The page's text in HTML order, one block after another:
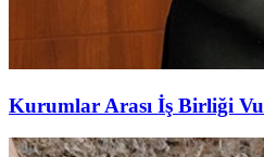
Kurumlar Arası İş Birliği